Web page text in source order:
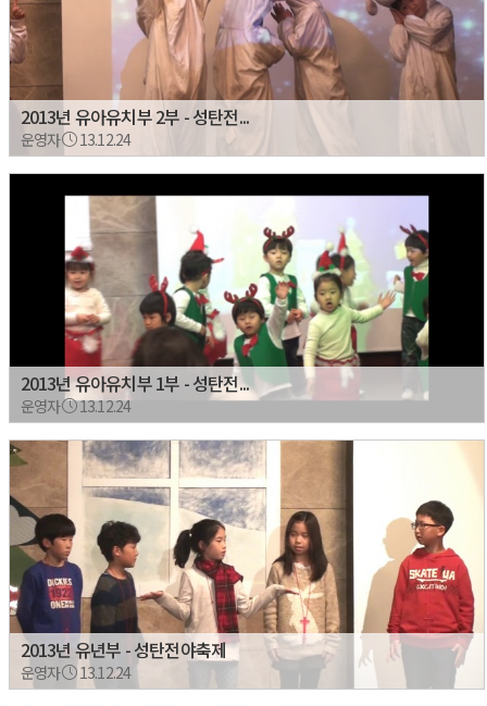
2013년 유아유치부 2부 - 성탄전...
운영자 13.12.24
2013년 유아유치부 1부 - 성탄전...
운영자 13.12.24
2013년 유년부 - 성탄전야축제
운영자 13.12.24